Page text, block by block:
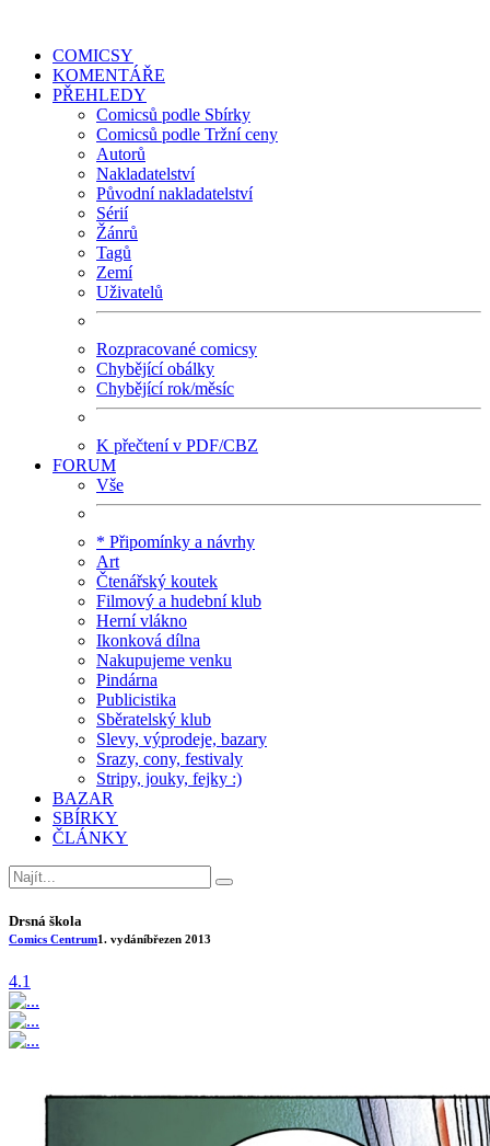
COMICSY
KOMENTÁŘE
PŘEHLEDY
Comicsů podle Sbírky
Comicsů podle Tržní ceny
Autorů
Nakladatelství
Původní nakladatelství
Sérií
Žánrů
Tagů
Zemí
Uživatelů
Rozpracované comicsy
Chybějící obálky
Chybějící rok/měsíc
K přečtení v PDF/CBZ
FORUM
Vše
* Připomínky a návrhy
Art
Čtenářský koutek
Filmový a hudební klub
Herní vlákno
Ikonková dílna
Nakupujeme venku
Pindárna
Publicistika
Sběratelský klub
Slevy, výprodeje, bazary
Srazy, cony, festivaly
Stripy, jouky, fejky :)
BAZAR
SBÍRKY
ČLÁNKY
Drsná škola
Comics Centrum1. vydáníbřezen 2013
4.1